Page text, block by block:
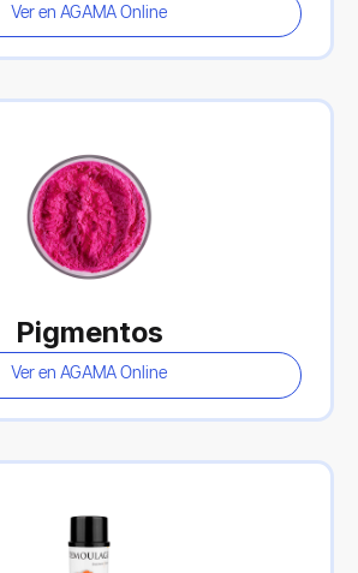
Ver en AGAMA Online
Pigmentos
Ver en AGAMA Online